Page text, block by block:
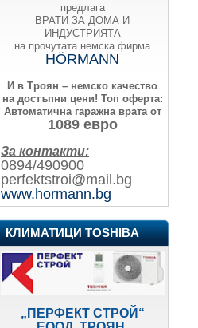
предлага
ВРАТИ ЗА ДОМА И
ИНДУСТРИЯТА
на прочутата немска фирма
HÖRMANN
И в Троян – немско качество
на достъпни цени! Топ оферта:
Автоматична гаражна врата от
1089 евро
За контакти:
0894/490900
perfektstroi@mail.bg
www.hormann.bg
КЛИМАТИЦИ TOSHIBA
„ПЕРФЕКТ СТРОЙ“